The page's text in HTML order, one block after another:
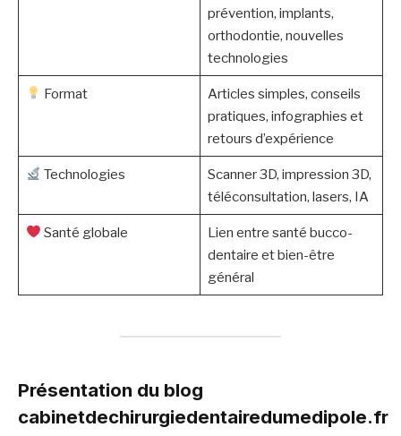
prévention, implants,
orthodontie, nouvelles
technologies
Format
Articles simples, conseils
pratiques, infographies et
retours d’expérience
Technologies
Scanner 3D, impression 3D,
téléconsultation, lasers, IA
Santé globale
Lien entre santé bucco-
dentaire et bien-être
général
Présentation du blog
cabinetdechirurgiedentairedumedipole.fr